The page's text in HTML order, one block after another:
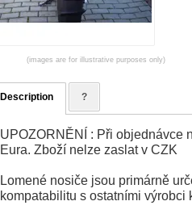
(images are for illustrative purposes only)
Description ?
UPOZORNĚNÍ : Při objednávce
Eura. Zboží nelze zaslat v CZK
Lomené nosiče jsou primárně
kompatabilitu s ostatními výrobci